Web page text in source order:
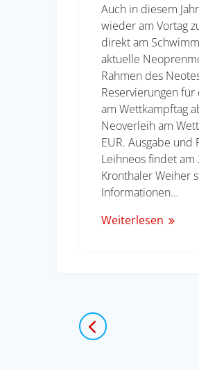
Auch in diesem
wieder am Vortag
direkt am
aktuelle
Rahmen des
Reservierungen
am Wettkampftag
Neoverleih am
EUR. Ausgabe und
Leihneos findet
Kronthaler Weiher
Informationen…
Weiterlesen